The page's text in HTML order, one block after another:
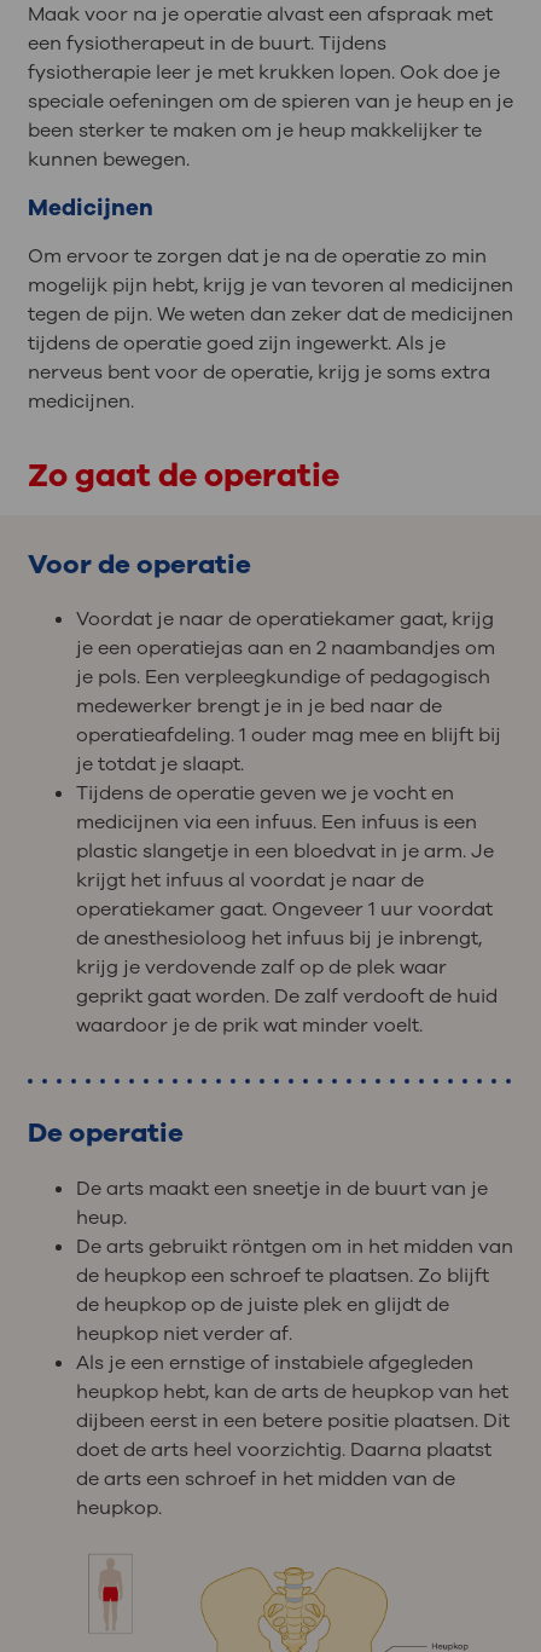
Maak voor na je operatie alvast een afspraak met
een fysiotherapeut in de buurt. Tijdens
fysiotherapie leer je met krukken lopen. Ook doe je
speciale oefeningen om de spieren van je heup en je
been sterker te maken om je heup makkelijker te
kunnen bewegen.
Medicijnen
Om ervoor te zorgen dat je na de operatie zo min
mogelijk pijn hebt, krijg je van tevoren al medicijnen
tegen de pijn. We weten dan zeker dat de medicijnen
tijdens de operatie goed zijn ingewerkt. Als je
nerveus bent voor de operatie, krijg je soms extra
medicijnen.
Zo gaat de operatie
Voor de operatie
Voordat je naar de operatiekamer gaat, krijg
je een operatiejas aan en 2 naambandjes om
je pols. Een verpleegkundige of pedagogisch
medewerker brengt je in je bed naar de
operatieafdeling. 1 ouder mag mee en blijft bij
je totdat je slaapt.
Tijdens de operatie geven we je vocht en
medicijnen via een infuus. Een infuus is een
plastic slangetje in een bloedvat in je arm. Je
krijgt het infuus al voordat je naar de
operatiekamer gaat. Ongeveer 1 uur voordat
de anesthesioloog het infuus bij je inbrengt,
krijg je verdovende zalf op de plek waar
geprikt gaat worden. De zalf verdooft de huid
waardoor je de prik wat minder voelt.
De operatie
De arts maakt een sneetje in de buurt van je
heup.
De arts gebruikt röntgen om in het midden van
de heupkop een schroef te plaatsen. Zo blijft
de heupkop op de juiste plek en glijdt de
heupkop niet verder af.
Als je een ernstige of instabiele afgegleden
heupkop hebt, kan de arts de heupkop van het
dijbeen eerst in een betere positie plaatsen. Dit
doet de arts heel voorzichtig. Daarna plaatst
de arts een schroef in het midden van de
heupkop.